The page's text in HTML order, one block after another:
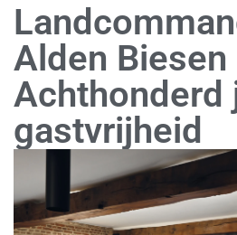
Alden Biesen
Achthonderd
gastvrijheid